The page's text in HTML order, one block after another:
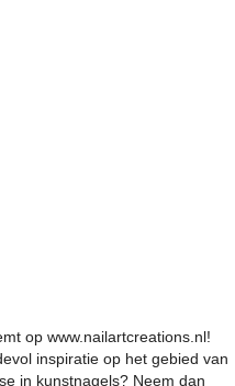
op www.nailartcreations.nl!
inspiratie op het gebied van
in kunstnagels? Neem dan